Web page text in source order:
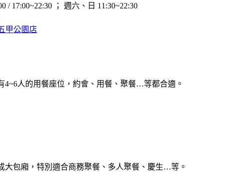
/ 17:00~22:30 ； 週六、日 11:30~22:30
甲公園店
4~6人的用餐座位，約會、用餐、聚餐…等都合適。
大包廂，特別適合商務聚餐、多人聚餐、慶生…等。